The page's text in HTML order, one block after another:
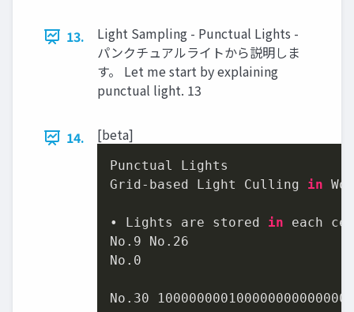
13.
Light Sampling - Punctual Lights -
パンクチュアルライトから説明しま
す。 Let me start by explaining
punctual light. 13
14. [beta]
Punctual Lights
Grid-based Light Culling in
• Lights are stored in each
No .9 No .26
No .0
No .30